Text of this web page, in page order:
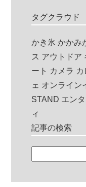
タグクラウド
かき氷 かかみ
ス アウトドア
ート カメラ カ
ェ オンライン
STAND エンタ
ィ
記事の検索